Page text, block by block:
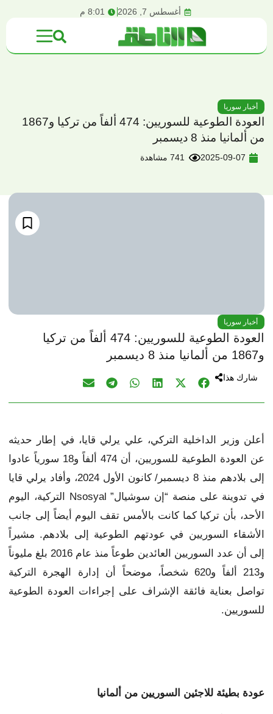
أغسطس 7, 2026 8:01 م
أخبار سوريا
العودة الطوعية للسوريين: 474 ألفاً من تركيا و1867
من ألمانيا منذ 8 ديسمبر
2025-09-07 741 مشاهدة
أخبار سوريا
العودة الطوعية للسوريين: 474 ألفاً من تركيا
و1867 من ألمانيا منذ 8 ديسمبر
شارك هذا
أعلن وزير الداخلية التركي، علي يرلي قايا، في إطار حديثه
عن العودة الطوعية للسوريين، أن 474 ألفاً و18 سورياً عادوا
إلى بلادهم منذ 8 ديسمبر/ كانون الأول 2024، وأفاد يرلي قايا
في تدوينة على منصة “إن سوشيال” Nsosyal التركية، اليوم
الأحد، بأن تركيا كما كانت بالأمس تقف اليوم أيضاً إلى جانب
الأشقاء السوريين في عودتهم الطوعية إلى بلادهم. مشيراً
إلى أن عدد السوريين العائدين طوعاً منذ عام 2016 بلغ مليوناً
و213 ألفاً و620 شخصاً، موضحاً أن إدارة الهجرة التركية
تواصل بعناية فائقة الإشراف على إجراءات العودة الطوعية
للسوريين.
عودة بطيئة للاجئين السوريين من ألمانيا